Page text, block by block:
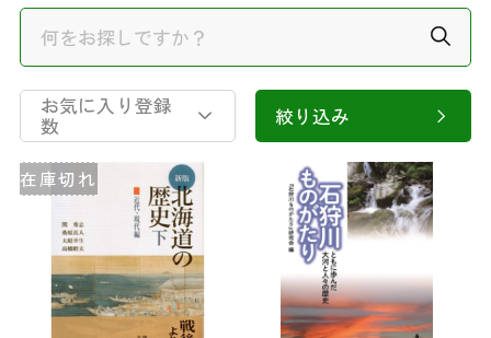
お気に入り登録
数 絞り込み
在庫切れ